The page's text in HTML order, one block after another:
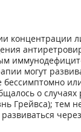
концентрации
могут
о случаях
Грейвса); тем